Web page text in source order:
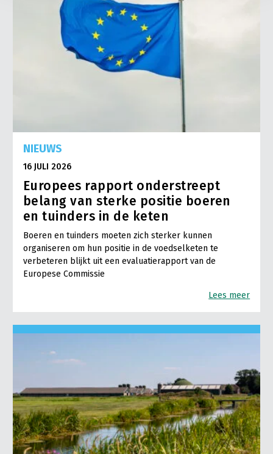
NIEUWS
16 JULI 2026
Europees rapport onderstreept
belang van sterke positie boeren
en tuinders in de keten
Boeren en tuinders moeten zich sterker kunnen
organiseren om hun positie in de voedselketen te
verbeteren blijkt uit een evaluatierapport van de
Europese Commissie
Lees meer